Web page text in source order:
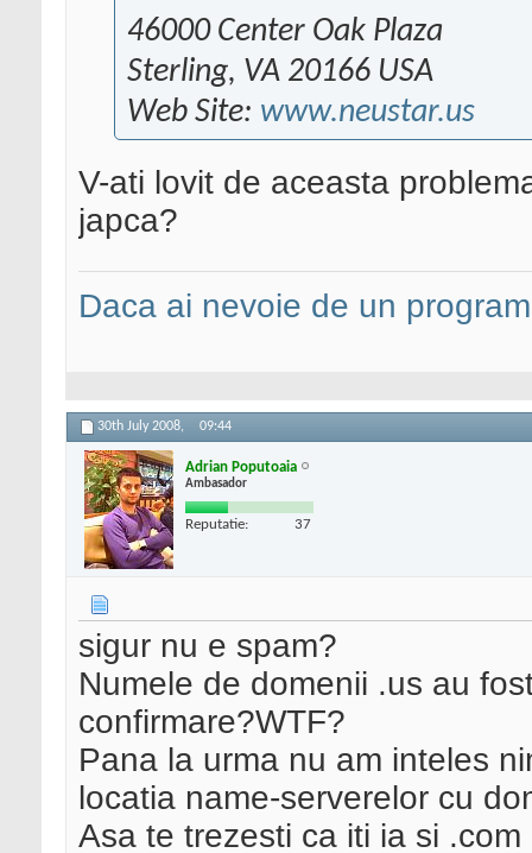
46000 Center Oak Plaza
Sterling, VA 20166 USA
Web Site: www.neustar.us
V-ati lovit de aceasta
japca?
Daca ai nevoie de un
30th July 2008, 09:44
Adrian Poputoaia
Ambasador
Reputatie: 37
sigur nu e spam?
Numele de domenii .us au
confirmare?WTF?
Pana la urma nu am inteles
locatia name-serverelor cu
Asa te trezesti ca iti ia si